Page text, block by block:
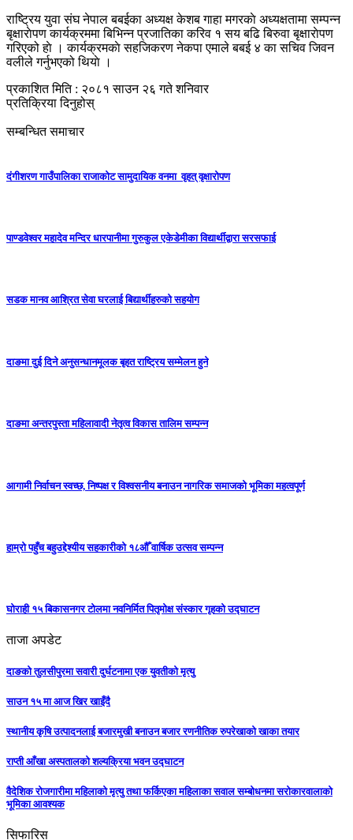
राष्ट्रिय युवा संघ नेपाल बबईका अध्यक्ष केशब गाहा मगरकाे अध्यक्षतामा सम्पन्न
बृक्षाराेपण कार्यक्रममा बिभिन्न प्रजातिका करिव १ सय बढि बिरुवा बृक्षाराेपण
गरिएको हाे । कार्यक्रमकाे सहजिकरण नेकपा एमाले बबई ४ का सचिव जिवन
वलीले गर्नुभएको थियाे ।
प्रकाशित मिति : २०८१ साउन २६ गते शनिवार
प्रतिक्रिया दिनुहोस्
सम्बन्धित समाचार
दंगीशरण गाउँपालिका राजाकाेट सामुदायिक वनमा वृहत् वृक्षारोपण
पाण्डवेश्वर महादेव मन्दिर धारपानीमा गुरुकुल एकेडेमीका विद्यार्थीद्वारा सरसफाई
सडक मानव आश्रित सेवा घरलाई बिद्यार्थीहरुको सहयोग
दाङमा दुई दिने अनुसन्धानमूलक बृहत राष्ट्रिय सम्मेलन हुने
दाङमा अन्तरपुस्ता महिलावादी नेतृत्व विकास तालिम सम्पन्न
आगामी निर्वाचन स्वच्छ, निष्पक्ष र विश्वसनीय बनाउन नागरिक समाजको भूमिका महत्वपूर्ण
हाम्रो पहुँच बहुउद्देश्यीय सहकारीको १८औँ वार्षिक उत्सव सम्पन्न
घोराही १५ बिकासनगर टोलमा नवनिर्मित पितृमोक्ष संस्कार गृहको उद्घाटन
ताजा अपडेट
दाङको तुलसीपुरमा सवारी दुर्घटनामा एक युवतीको मृत्यु
साउन १५ मा आज खिर खाइँदै
स्थानीय कृषि उत्पादनलाई बजारमुखी बनाउन बजार रणनीतिक रुपरेखाको खाका तयार
राप्ती आँखा अस्पतालको शल्यक्रिया भवन उद्घाटन
वैदेशिक रोजगारीमा महिलाको मृत्यु तथा फर्किएका महिलाका सवाल सम्बोधनमा सरोकारवालाको
भूमिका आवश्यक
सिफारिस